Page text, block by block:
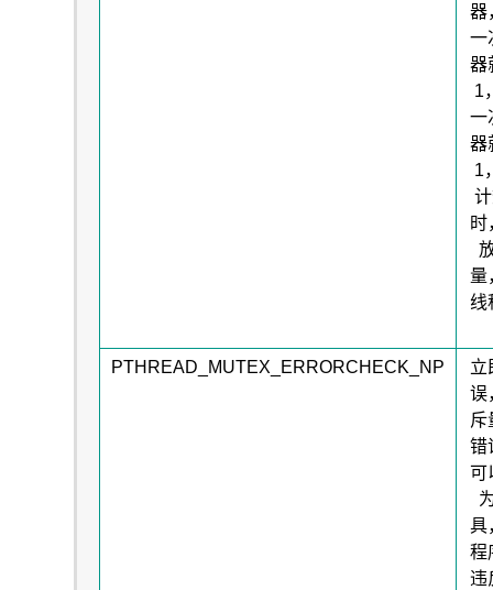
器
一
器
1
一
器
1
时
量
线
PTHREAD_MUTEX_ERRORCHECK_NP
立
误
斥
错
可
具
程
违